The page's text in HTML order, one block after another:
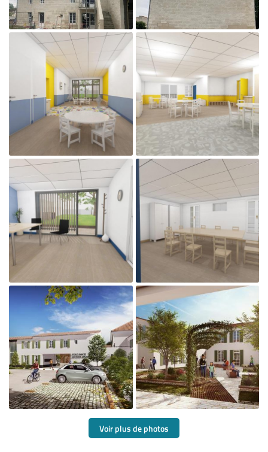

Agrandir la photo

Agrandir la photo

Agrandir la photo
Voir plus de photos